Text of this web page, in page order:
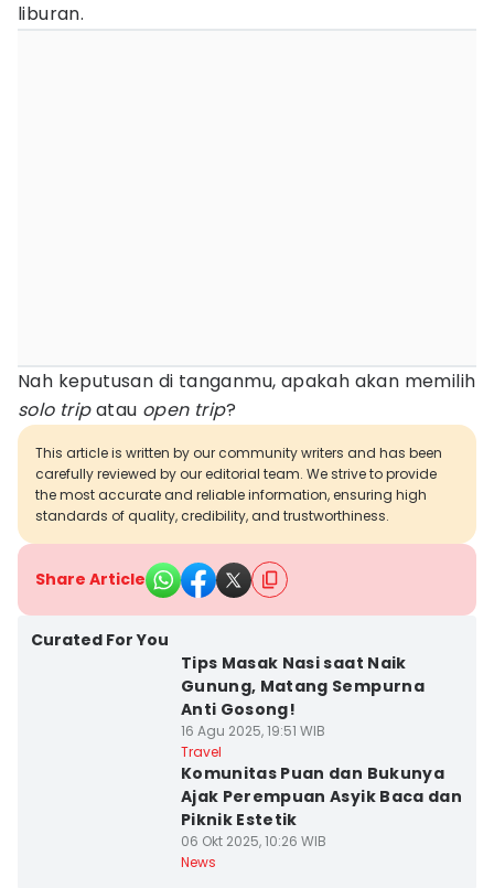
liburan.
Nah keputusan di tanganmu, apakah akan memilih
solo tripatau open trip?
This article is written by our community writers and has been
carefully reviewed by our editorial team. We strive to provide
the most accurate and reliable information, ensuring high
standards of quality, credibility, and trustworthiness.
Share Article
Curated For You
Tips Masak Nasi saat Naik
Gunung, Matang Sempurna
Anti Gosong!
16 Agu 2025, 19:51 WIB
Travel
Komunitas Puan dan Bukunya
Ajak Perempuan Asyik Baca dan
Piknik Estetik
06 Okt 2025, 10:26 WIB
News